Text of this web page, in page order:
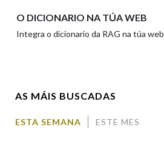
O DICIONARIO NA TÚA WEB
Integra o dicionario da RAG na túa web
AS MÁIS BUSCADAS
ESTA SEMANA ESTE MES